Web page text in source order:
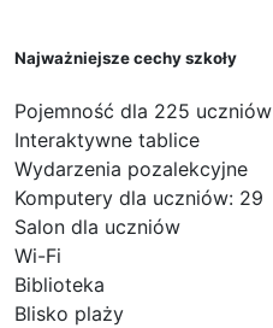
Najważniejsze cechy szkoły
Pojemność dla 225 uczniów
Interaktywne tablice
Wydarzenia pozalekcyjne
Komputery dla uczniów: 29
Salon dla uczniów
Wi-Fi
Biblioteka
Blisko plaży